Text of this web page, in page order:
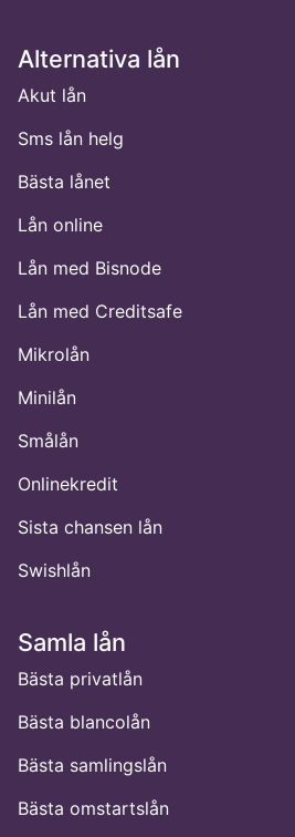
Alternativa lån
Akut lån
Sms lån helg
Bästa lånet
Lån online
Lån med Bisnode
Lån med Creditsafe
Mikrolån
Minilån
Smålån
Onlinekredit
Sista chansen lån
Swishlån
Samla lån
Bästa privatlån
Bästa blancolån
Bästa samlingslån
Bästa omstartslån